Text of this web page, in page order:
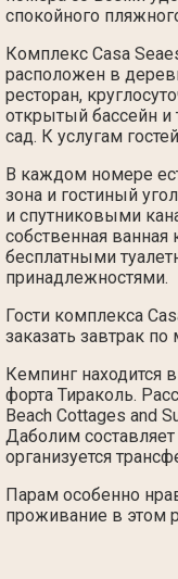
спокойного
Комплекс Casa
расположен в
ресторан,
открытый бассейн и
сад. К услугам
В каждом номере
зона и гостиный
и спутниковыми
собственная
бесплатными
принадлежностями.
Гости комплекса
заказать завтрак
Кемпинг находится
форта Тираколь.
Beach Cottages and
Даболим
организуется
Парам особенно
проживание в этом